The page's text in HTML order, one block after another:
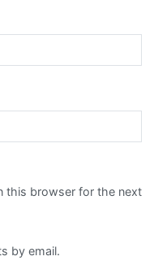
this browser for the next
by email.